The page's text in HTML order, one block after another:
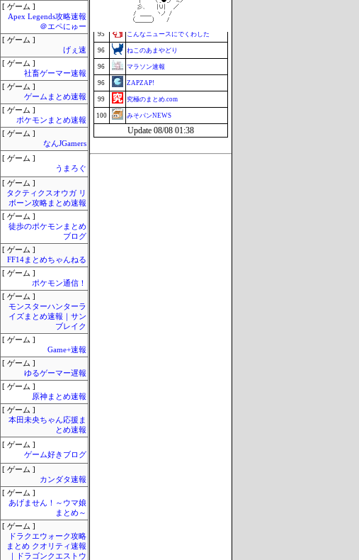
[ ゲーム ]
Apex Legends攻略速報
＠エペにゅー
[ ゲーム ]
げぇ速
[ ゲーム ]
社畜ゲーマー速報
[ ゲーム ]
ゲームまとめ速報
[ ゲーム ]
ポケモンまとめ速報
[ ゲーム ]
なんJGamers
[ ゲーム ]
うまろぐ
[ ゲーム ]
タクティクスオウガ リ
ボーン攻略まとめ速報
[ ゲーム ]
徒歩のポケモンまとめ
ブログ
[ ゲーム ]
FF14まとめちゃんねる
[ ゲーム ]
ポケモン通信！
[ ゲーム ]
モンスターハンターラ
イズまとめ速報｜サン
ブレイク
[ ゲーム ]
Game+速報
[ ゲーム ]
ゆるゲーマー遅報
[ ゲーム ]
原神まとめ速報
[ ゲーム ]
本田未央ちゃん応援ま
とめ速報
[ ゲーム ]
ゲーム好きブログ
[ ゲーム ]
カンダタ速報
[ ゲーム ]
あげません！～ウマ娘
まとめ～
[ ゲーム ]
ドラクエウォーク攻略
まとめ クオリティ速報
｜ドラゴンクエストウ
所）
釣りまとめ速報
95 こんなニュースにでくわした
96 ねこのあまやどり
96 マラソン速報
96 ZAPZAP!
99 究極のまとめ.com
100 みそパンNEWS
Update 08/08 01:38